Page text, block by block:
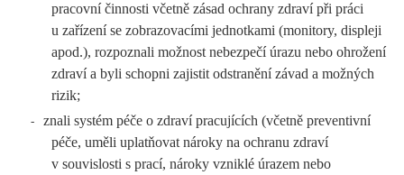
pracovní činnosti včetně zásad ochrany zdraví při práci
u zařízení se zobrazovacími jednotkami (monitory, displeji
apod.), rozpoznali možnost nebezpečí úrazu nebo ohrožení
zdraví a byli schopni zajistit odstranění závad a možných
rizik;
-
znali systém péče o zdraví pracujících (včetně preventivní
péče, uměli uplatňovat nároky na ochranu zdraví
v souvislosti s prací, nároky vzniklé úrazem nebo